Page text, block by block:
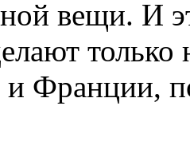
вещи. И
и Франции,